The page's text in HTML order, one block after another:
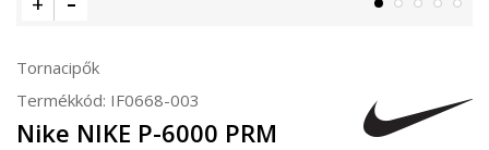
Tornacipők
Termékkód: IF0668-003
Nike NIKE P-6000 PRM